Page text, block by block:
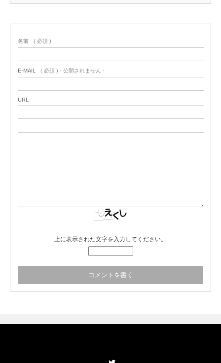
名前 ( 必須 )
E-MAIL ( 必須 ) - 公開されません -
URL
上に表示された文字を入力してください。